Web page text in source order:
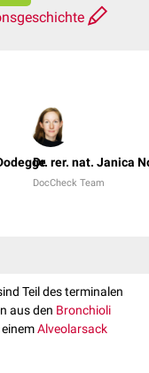
Dr. rer. nat. Janica
DocCheck Team
Teil des terminalen
aus den Bronchioli
Alveolarsack